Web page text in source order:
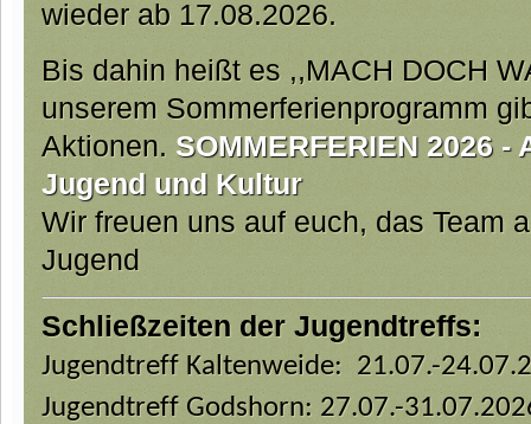
wieder ab 17.08.2026.
Bis dahin heißt es ,,MACH DOCH
unserem Sommerferienprogramm
Aktionen. SOMMERFERIEN 2026
Jugend und Kultur
Wir freuen uns auf euch, das Team
Jugend
Schließzeiten der Jugendtreffs:
Jugendtreff Kaltenweide: 21.07.-
Jugendtreff Godshorn: 27.07.-